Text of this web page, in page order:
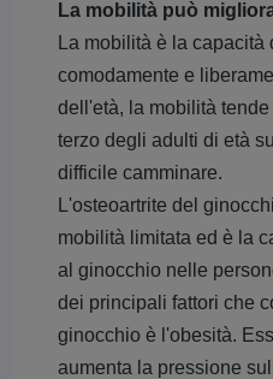
La mobilità può
La mobilità è la capacità
comodamente e
dell'età, la mobilità
terzo degli adulti di età
difficile camminare.
L'osteoartrite del
mobilità limitata ed è la
al ginocchio nelle
dei principali fattori che
ginocchio è l'obesità.
aumenta la pressione